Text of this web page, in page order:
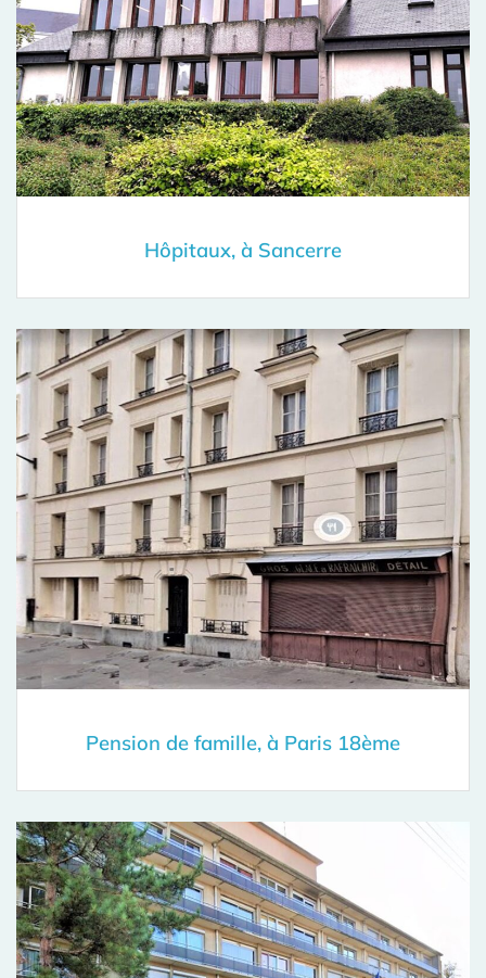
Hôpitaux, à Sancerre
Pension de famille, à Paris 18ème